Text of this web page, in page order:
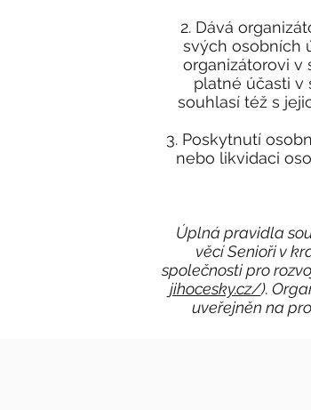
Dává
svých osobních
organizátorovi v
platné účasti v
souhlasí též s
Poskytnutí
nebo likvidaci
Úplná pravidla
věcí Senioři v
společnosti pro
jihocesky.cz/).
uveřejněn na